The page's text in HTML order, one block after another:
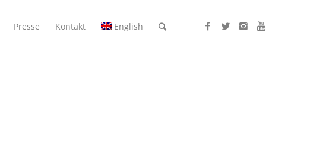
Presse Kontakt English